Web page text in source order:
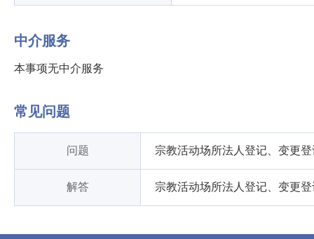
中介服务
本事项无中介服务
常见问题
问题 宗教活动场所法人登记、变更
解答 宗教活动场所法人登记、变更